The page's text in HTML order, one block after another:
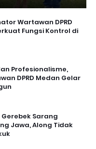
Wartawan DPRD
Fungsi Kontrol di
Profesionalisme,
DPRD Medan Gelar
Sarang
Jawa, Along Tidak